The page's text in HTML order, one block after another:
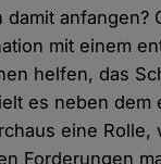
anfangen?
mit einem
helfen, das
es neben dem
eine Rolle,
Forderungen